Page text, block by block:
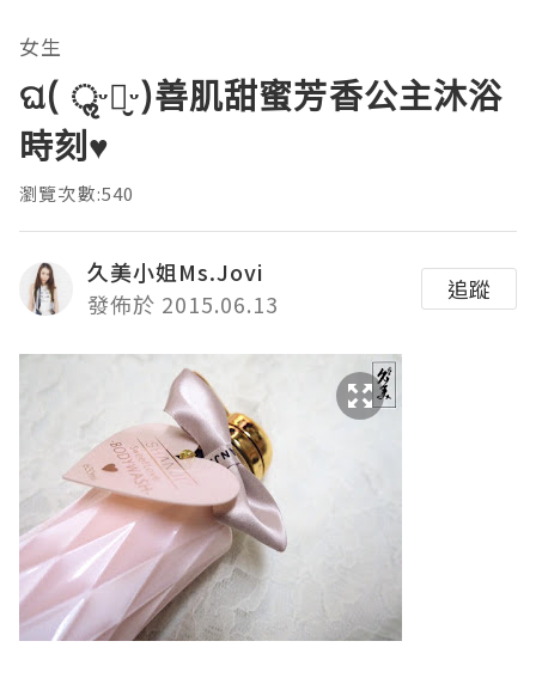
女生
ଘ( ॢᵕ꒶̮ᵕ)善肌甜蜜芳香公主沐浴
時刻♥
瀏覽次數:540
久美小姐Ms.Jovi
發佈於 2015.06.13
追蹤